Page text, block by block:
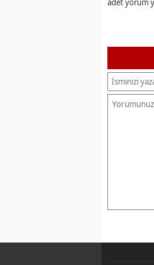
adet yorum